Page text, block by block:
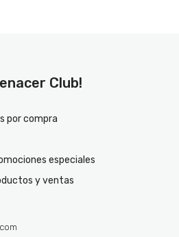
Club!
por compra
especiales
y ventas